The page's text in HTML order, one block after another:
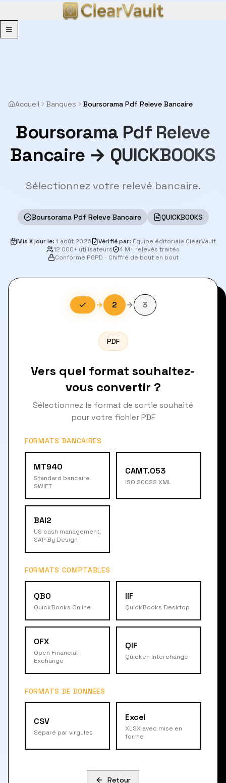
Menu
Accueil Banques Boursorama Pdf Releve Bancaire
Boursorama Pdf Releve
Bancaire → QUICKBOOKS
Sélectionnez votre relevé bancaire.
Boursorama Pdf Releve Bancaire QUICKBOOKS
Mis à jour le: 1 août 2026 Vérifié par: Équipe éditoriale ClearVault
12 000+ utilisateurs
4 M+ relevés traités
Conforme RGPD · Chiffré de bout en bout
2 3
PDF
Vers quel format souhaitez-
vous convertir ?
Sélectionnez le format de sortie souhaité
pour votre fichier PDF
FORMATS BANCAIRES
MT940
Standard bancaire
SWIFT
CAMT.053
ISO 20022 XML
BAI2
US cash management,
SAP By Design
FORMATS COMPTABLES
QBO
QuickBooks Online
IIF
QuickBooks Desktop
OFX
Open Financial
Exchange
QIF
Quicken Interchange
FORMATS DE DONNÉES
CSV
Séparé par virgules
Excel
XLSX avec mise en
forme
Retour